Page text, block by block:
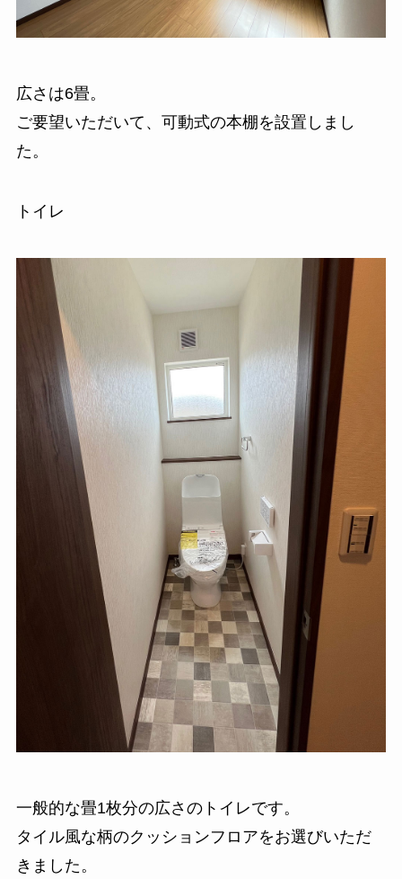
広さは6畳。
ご要望いただいて、可動式の本棚を設置しまし
た。
トイレ
一般的な畳1枚分の広さのトイレです。
タイル風な柄のクッションフロアをお選びいただ
きました。